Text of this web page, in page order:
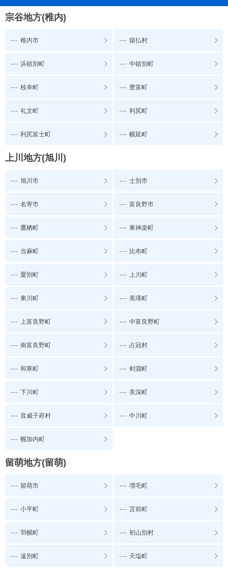
宗谷地方(稚内)
--- 稚内市 --- 猿払村
--- 浜頓別町 --- 中頓別町
--- 枝幸町 --- 豊富町
--- 礼文町 --- 利尻町
--- 利尻富士町 --- 幌延町
上川地方(旭川)
--- 旭川市 --- 士別市
--- 名寄市 --- 富良野市
--- 鷹栖町 --- 東神楽町
--- 当麻町 --- 比布町
--- 愛別町 --- 上川町
--- 東川町 --- 美瑛町
--- 上富良野町 --- 中富良野町
--- 南富良野町 --- 占冠村
--- 和寒町 --- 剣淵町
--- 下川町 --- 美深町
--- 音威子府村 --- 中川町
--- 幌加内町
留萌地方(留萌)
--- 留萌市 --- 増毛町
--- 小平町 --- 苫前町
--- 羽幌町 --- 初山別村
--- 遠別町 --- 天塩町